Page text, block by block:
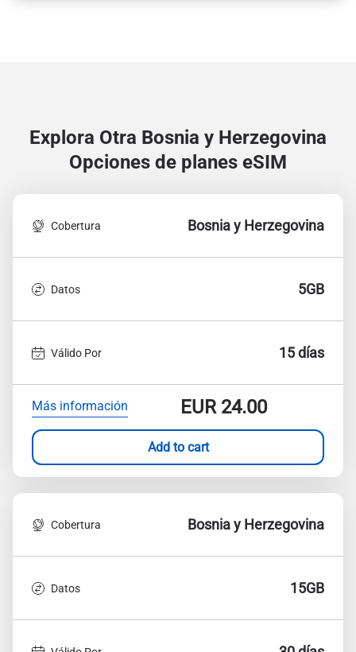
Explora Otra Bosnia y Herzegovina
Opciones de planes eSIM
Cobertura Bosnia y Herzegovina
Datos 5GB
Válido Por 15 días
Más información EUR24.00
Add to cart
Cobertura Bosnia y Herzegovina
Datos 15GB